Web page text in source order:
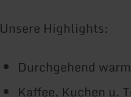
Unsere Highlights:
Durchgehend
Kaffee, Kuchen u.